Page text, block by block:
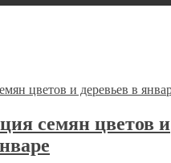
семян цветов и